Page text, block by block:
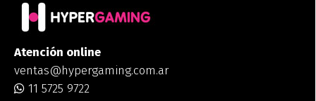
Atención online
ventas@hypergaming.com.ar
11 5725 9722